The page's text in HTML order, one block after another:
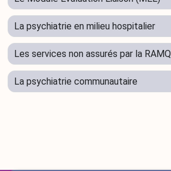
La psychiatrie en milieu hospitalier
Les services non assurés par la RAMQ
La psychiatrie communautaire